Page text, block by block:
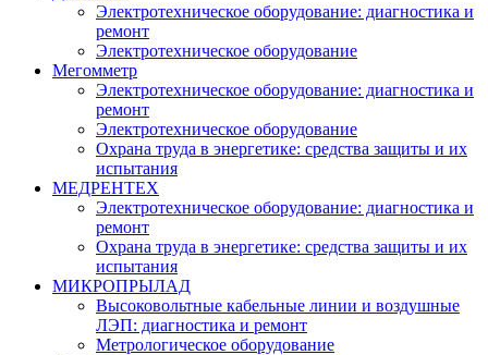
Электротехническое оборудование: диагностика и
ремонт
Электротехническое оборудование
Мегомметр
Электротехническое оборудование: диагностика и
ремонт
Электротехническое оборудование
Охрана труда в энергетике: средства защиты и их
испытания
МЕДРЕНТЕХ
Электротехническое оборудование: диагностика и
ремонт
Охрана труда в энергетике: средства защиты и их
испытания
МИКРОПРЫЛАД
Высоковольтные кабельные линии и воздушные
ЛЭП: диагностика и ремонт
Метрологическое оборудование